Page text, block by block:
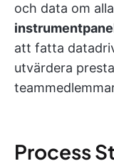
och data om
att fatta
utvärdera
Process